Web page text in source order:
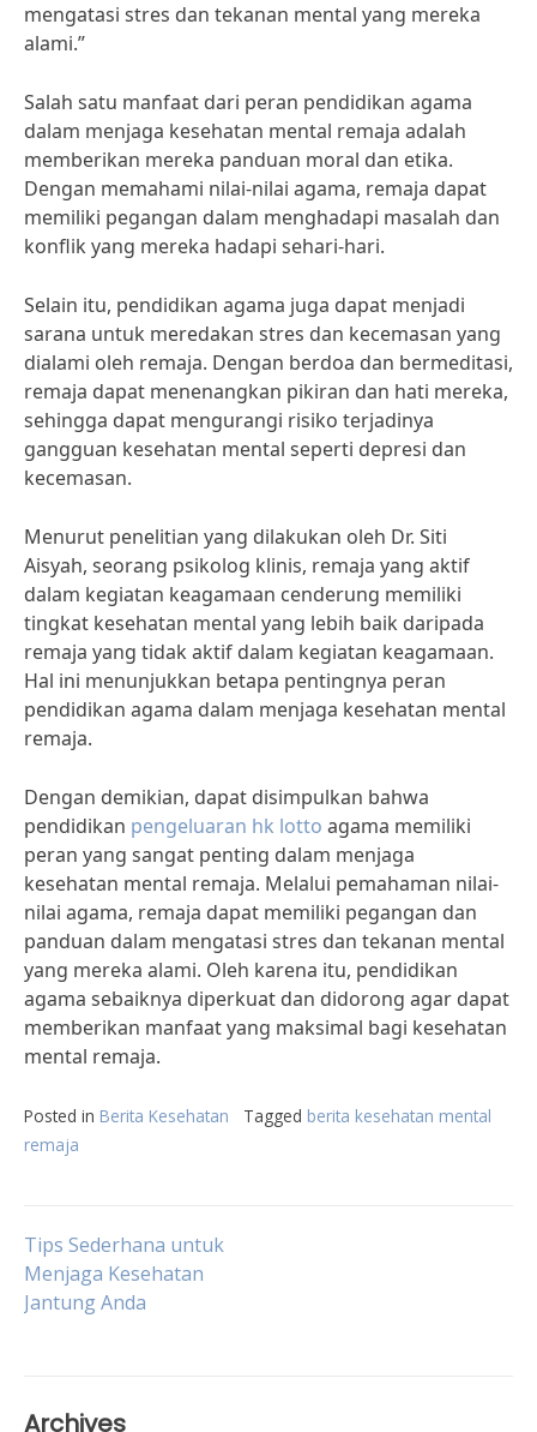
mengatasi stres dan tekanan mental yang mereka
alami.”
Salah satu manfaat dari peran pendidikan agama
dalam menjaga kesehatan mental remaja adalah
memberikan mereka panduan moral dan etika.
Dengan memahami nilai-nilai agama, remaja dapat
memiliki pegangan dalam menghadapi masalah dan
konflik yang mereka hadapi sehari-hari.
Selain itu, pendidikan agama juga dapat menjadi
sarana untuk meredakan stres dan kecemasan yang
dialami oleh remaja. Dengan berdoa dan bermeditasi,
remaja dapat menenangkan pikiran dan hati mereka,
sehingga dapat mengurangi risiko terjadinya
gangguan kesehatan mental seperti depresi dan
kecemasan.
Menurut penelitian yang dilakukan oleh Dr. Siti
Aisyah, seorang psikolog klinis, remaja yang aktif
dalam kegiatan keagamaan cenderung memiliki
tingkat kesehatan mental yang lebih baik daripada
remaja yang tidak aktif dalam kegiatan keagamaan.
Hal ini menunjukkan betapa pentingnya peran
pendidikan agama dalam menjaga kesehatan mental
remaja.
Dengan demikian, dapat disimpulkan bahwa
pendidikan pengeluaran hk lotto agama memiliki
peran yang sangat penting dalam menjaga
kesehatan mental remaja. Melalui pemahaman nilai-
nilai agama, remaja dapat memiliki pegangan dan
panduan dalam mengatasi stres dan tekanan mental
yang mereka alami. Oleh karena itu, pendidikan
agama sebaiknya diperkuat dan didorong agar dapat
memberikan manfaat yang maksimal bagi kesehatan
mental remaja.
Posted in Berita Kesehatan Tagged berita kesehatan mental
remaja
Post
navigation
Tips Sederhana untuk
Menjaga Kesehatan
Jantung Anda
Archives